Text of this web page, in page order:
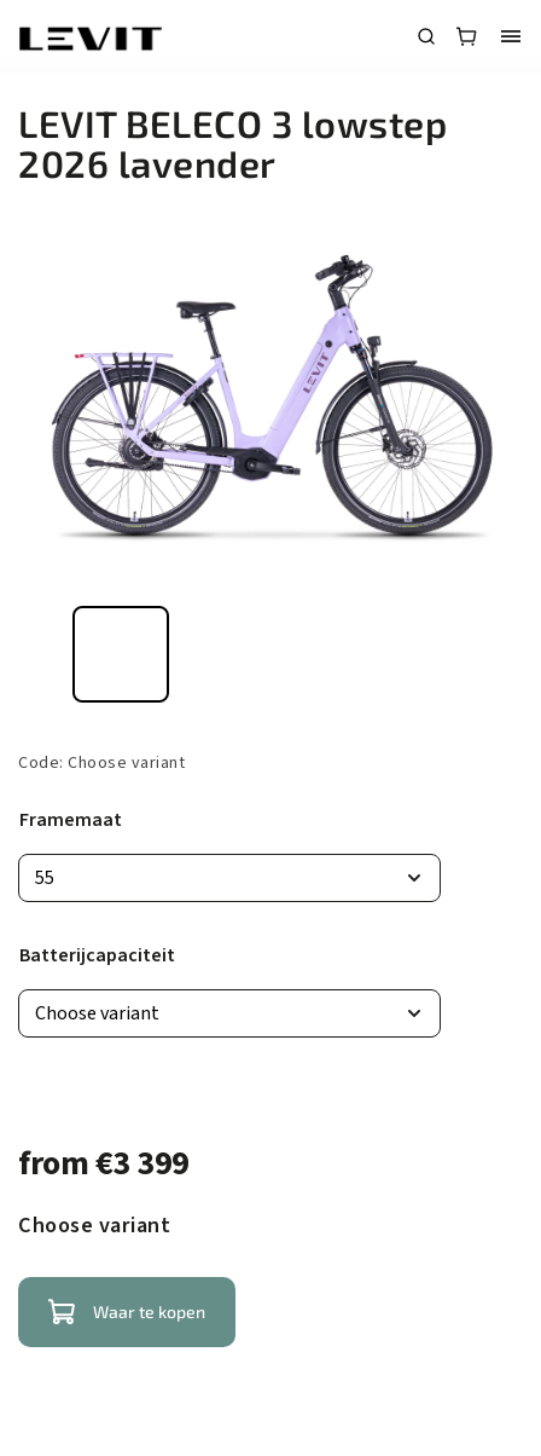
LEVIT BELECO 3 lowstep
2026 lavender
Code: Choose variant
Framemaat
Batterijcapaciteit
from€3 399
Choose variant
Waar te kopen